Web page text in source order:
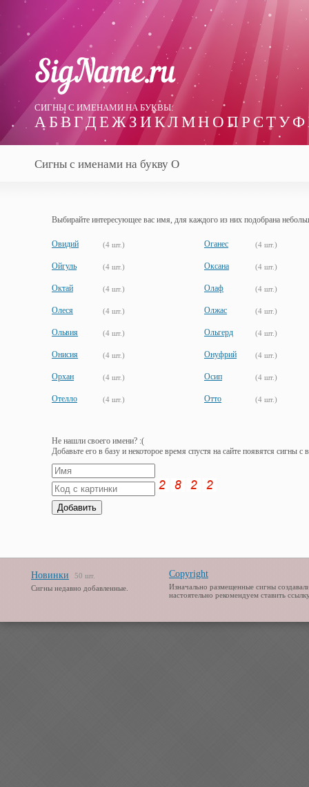
СИГНЫ С ИМЕНАМИ НА БУКВЫ:
АБ ВГД Е Ж З И КЛ МН О ПР С ТУ Ф
Сигны с именами на букву О
Выбирайте интересующее вас имя, для каждого из них подобрана
Овидий (4 шт.) Оганес (4 шт.)
Ойгуль (4 шт.) Оксана (4 шт.)
Октай (4 шт.) Олаф (4 шт.)
Олеся (4 шт.) Олжас (4 шт.)
Ольвия (4 шт.) Ольгерд (4 шт.)
Онисия (4 шт.) Онуфрий (4 шт.)
Орхан (4 шт.) Осип (4 шт.)
Отелло (4 шт.) Отто (4 шт.)
Не нашли своего имени? :(
Добавьте его в базу и некоторое время спустя на сайте появятся сигны
Новинки
50 шт.
Сигны недавно добавленные.
Copyright
Изначально размещенные сигны
настоятельно рекомендуем ставить